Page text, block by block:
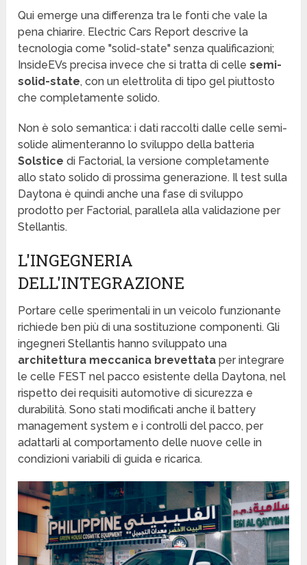
Qui emerge una differenza tra le fonti che vale la
pena chiarire. Electric Cars Report descrive la
tecnologia come "solid-state" senza qualificazioni;
InsideEVs precisa invece che si tratta di cellesemi-
solid-state, con un elettrolita di tipo gel piuttosto
che completamente solido.
Non è solo semantica: i dati raccolti dalle celle semi-
solide alimenteranno lo sviluppo della batteria
Solstice di Factorial, la versione completamente
allo stato solido di prossima generazione. Il test sulla
Daytona è quindi anche una fase di sviluppo
prodotto per Factorial, parallela alla validazione per
Stellantis.
L'INGEGNERIA
DELL'INTEGRAZIONE
Portare celle sperimentali in un veicolo funzionante
richiede ben più di una sostituzione componenti. Gli
ingegneri Stellantis hanno sviluppato una
architettura meccanica brevettata per integrare
le celle FEST nel pacco esistente della Daytona, nel
rispetto dei requisiti automotive di sicurezza e
durabilità. Sono stati modificati anche il battery
management system e i controlli del pacco, per
adattarli al comportamento delle nuove celle in
condizioni variabili di guida e ricarica.